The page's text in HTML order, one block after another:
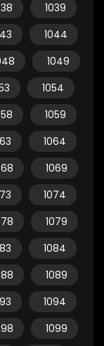
1039
1044
1049
1054
1059
1064
1069
1074
1079
1084
1089
1094
1099